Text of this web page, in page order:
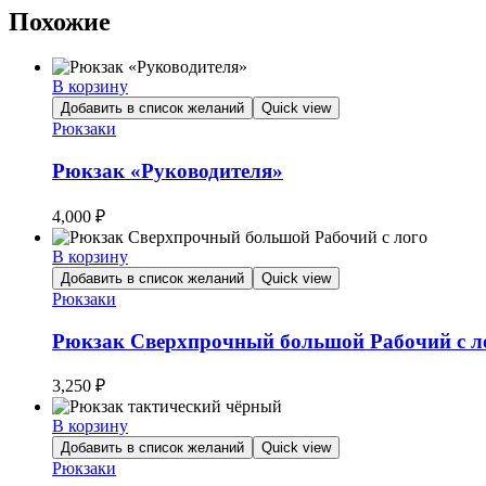
Похожие
В корзину
Добавить в список желаний Quick view
Рюкзаки
Рюкзак «Руководителя»
4,000 ₽
В корзину
Добавить в список желаний Quick view
Рюкзаки
Рюкзак Сверхпрочный большой Рабочий с
3,250 ₽
В корзину
Добавить в список желаний Quick view
Рюкзаки